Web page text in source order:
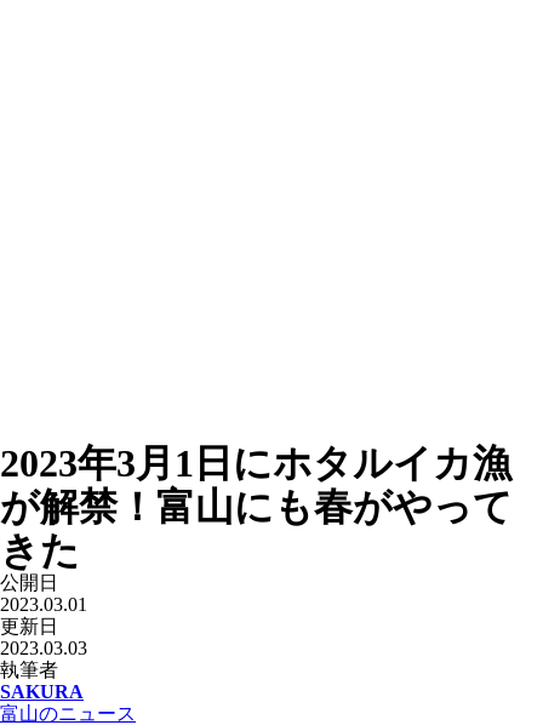
2023年3月1日にホタルイカ漁
が解禁！富山にも春がやって
きた
公開日
2023.03.01
更新日
2023.03.03
執筆者
SAKURA
富山のニュース